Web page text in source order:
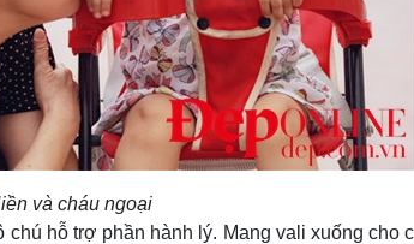
và cháu ngoại
hỗ trợ phần hành lý. Mang vali xuống cho